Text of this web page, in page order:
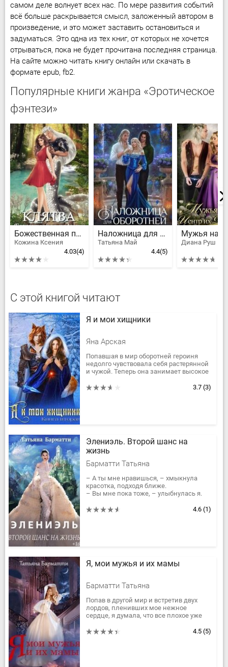
самом деле волнует всех нас. По мере развития событий
всё больше раскрывается смысл, заложенный автором в
произведение, и это может заставить остановиться и
задуматься. Это одна из тех книг, от которых не хочется
отрываться, пока не будет прочитана последняя страница.
На сайте можно читать книгу онлайн или скачать в
формате epub, fb2.
Популярные книги жанра «Эротическое
фэнтези»
Божественная подмена. Клятва
Кожина Ксения
4.03(4)
Наложница для оборотня
Татьяна Май
4.4(5)
Диана Руш
С этой книгой читают
Я и мои хищники
Яна Арская
Попавшая в мир оборотней героиня
недолго чувствовала себя растерянной
и чужой. Теперь она занимает высокое
вынуждена отбиваться от...
3.7 (3)
Элениэль. Второй шанс на
жизнь
Барматти Татьяна
– А ты мне нравишься, – хмыкнула
красотка, подходя ближе.
– Вы мне пока тоже, – улыбнулась я.
которого ты не сможешь отказаться.
4.6 (1)
Я, мои мужья и их мамы
Барматти Татьяна
Попав в другой мир и встретив двух
лордов, пленивших мое нежное
сердце, я думала, что все плохое уже
догадывалась, что в этот раз мне...4.5 (5)